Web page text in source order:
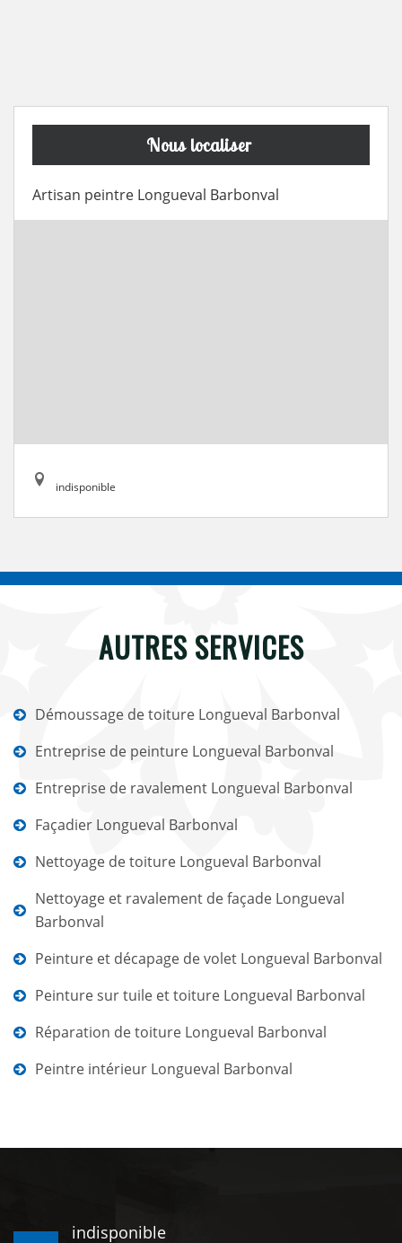
Nous localiser
Artisan peintre Longueval Barbonval
indisponible
AUTRES SERVICES
Démoussage de toiture Longueval Barbonval
Entreprise de peinture Longueval Barbonval
Entreprise de ravalement Longueval Barbonval
Façadier Longueval Barbonval
Nettoyage de toiture Longueval Barbonval
Nettoyage et ravalement de façade Longueval
Barbonval
Peinture et décapage de volet Longueval Barbonval
Peinture sur tuile et toiture Longueval Barbonval
Réparation de toiture Longueval Barbonval
Peintre intérieur Longueval Barbonval
indisponible